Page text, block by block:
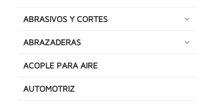
ABRASIVOS Y CORTES
ABRAZADERAS
ACOPLE PARA AIRE
AUTOMOTRIZ